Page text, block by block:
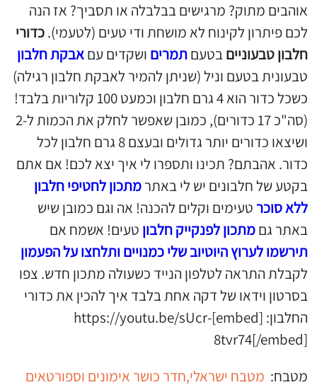
אוהבים מתוק? מרגישים בבלבלה או תסביך? אז הנה
לכם פיתרון לקינוח לא מושחת ודי טעים (לטעמי).כדורי
חלבון טבעונייםבטעםתמרים ושקדים עםאבקת חלבון
טבעונית בטעם וניל (שניתן להמיר לאבקת חלבון רגילה)
כשכל כדור הוא 4 גרם חלבון וכמעט 100 קלוריות בלבד!
(סה"כ 17 כדורים), כמובן שאפשר לחלק את הכמות ל-2
ושיצאו כדורים יותר גדולים ובעצם 8 גרם חלבון לכל
כדור. אהבתם? תכינו ותספרו לי איך יצא לכם! אם אתם
בקטע של חלבונים יש לי באתרמתכון לחטיפי חלבון
ללא סוכרטעימים וקלים להכנה! אה וגם כמובן שיש
באתר גםמתכון לפנקייק חלבון טעים! אשמח אם
תירשמו לערוץ היוטיוב שלי כמנויים ותלחצו על הפעמון
לקבלת התראה לטלפון הנייד כשעולה מתכון חדש. צפו
בסרטון וידאו של דקה אחת בלבד איך להכין את כדורי
החלבון: [embed]https://youtu.be/sUcr-
8tvr74[/embed]
מטבח: מטבח ישראלי,חדר כושר אימונים וספורטאים